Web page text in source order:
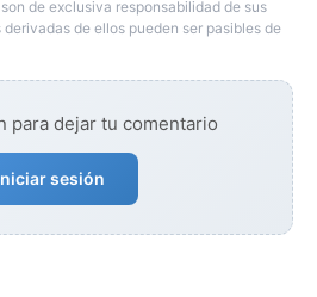
de exclusiva responsabilidad de sus
de ellos pueden ser pasibles de
para dejar tu comentario
sesión